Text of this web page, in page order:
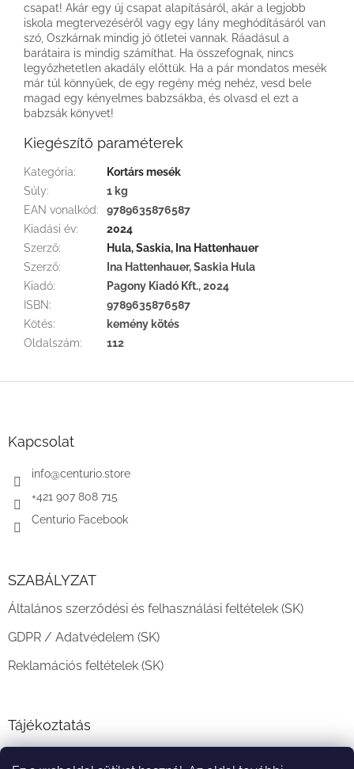
csapat! Akár egy új csapat alapításáról, akár a legjobb
iskola megtervezéséről vagy egy lány meghódításáról van
szó, Oszkárnak mindig jó ötletei vannak. Ráadásul a
barátaira is mindig számíthat. Ha összefognak, nincs
legyőzhetetlen akadály előttük. Ha a pár mondatos mesék
már túl könnyűek, de egy regény még nehéz, vesd bele
magad egy kényelmes babzsákba, és olvasd el ezt a
babzsák könyvet!
Kiegészítő paraméterek
Kategória:
Kortárs mesék
Súly:
1 kg
EAN vonalkód:
9789635876587
Kiadási év:
2024
Szerző:
Hula, Saskia, Ina Hattenhauer
Szerző:
Ina Hattenhauer, Saskia Hula
Kiadó:
Pagony Kiadó Kft., 2024
ISBN:
9789635876587
Kötés:
kemény kötés
Oldalszám: 112
Kapcsolat
info@centurio.store
+421 907 808 715
Centurio Facebook
SZABÁLYZAT
Általános szerződési és felhasználási feltételek (SK)
GDPR / Adatvédelem (SK)
Reklamációs feltételek (SK)
Tájékoztatás